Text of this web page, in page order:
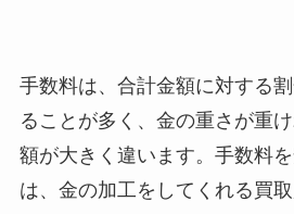
手数料は、合計金額に対する
ることが多く、金の重さが重
額が大きく違います。手数料
は、金の加工をしてくれる買